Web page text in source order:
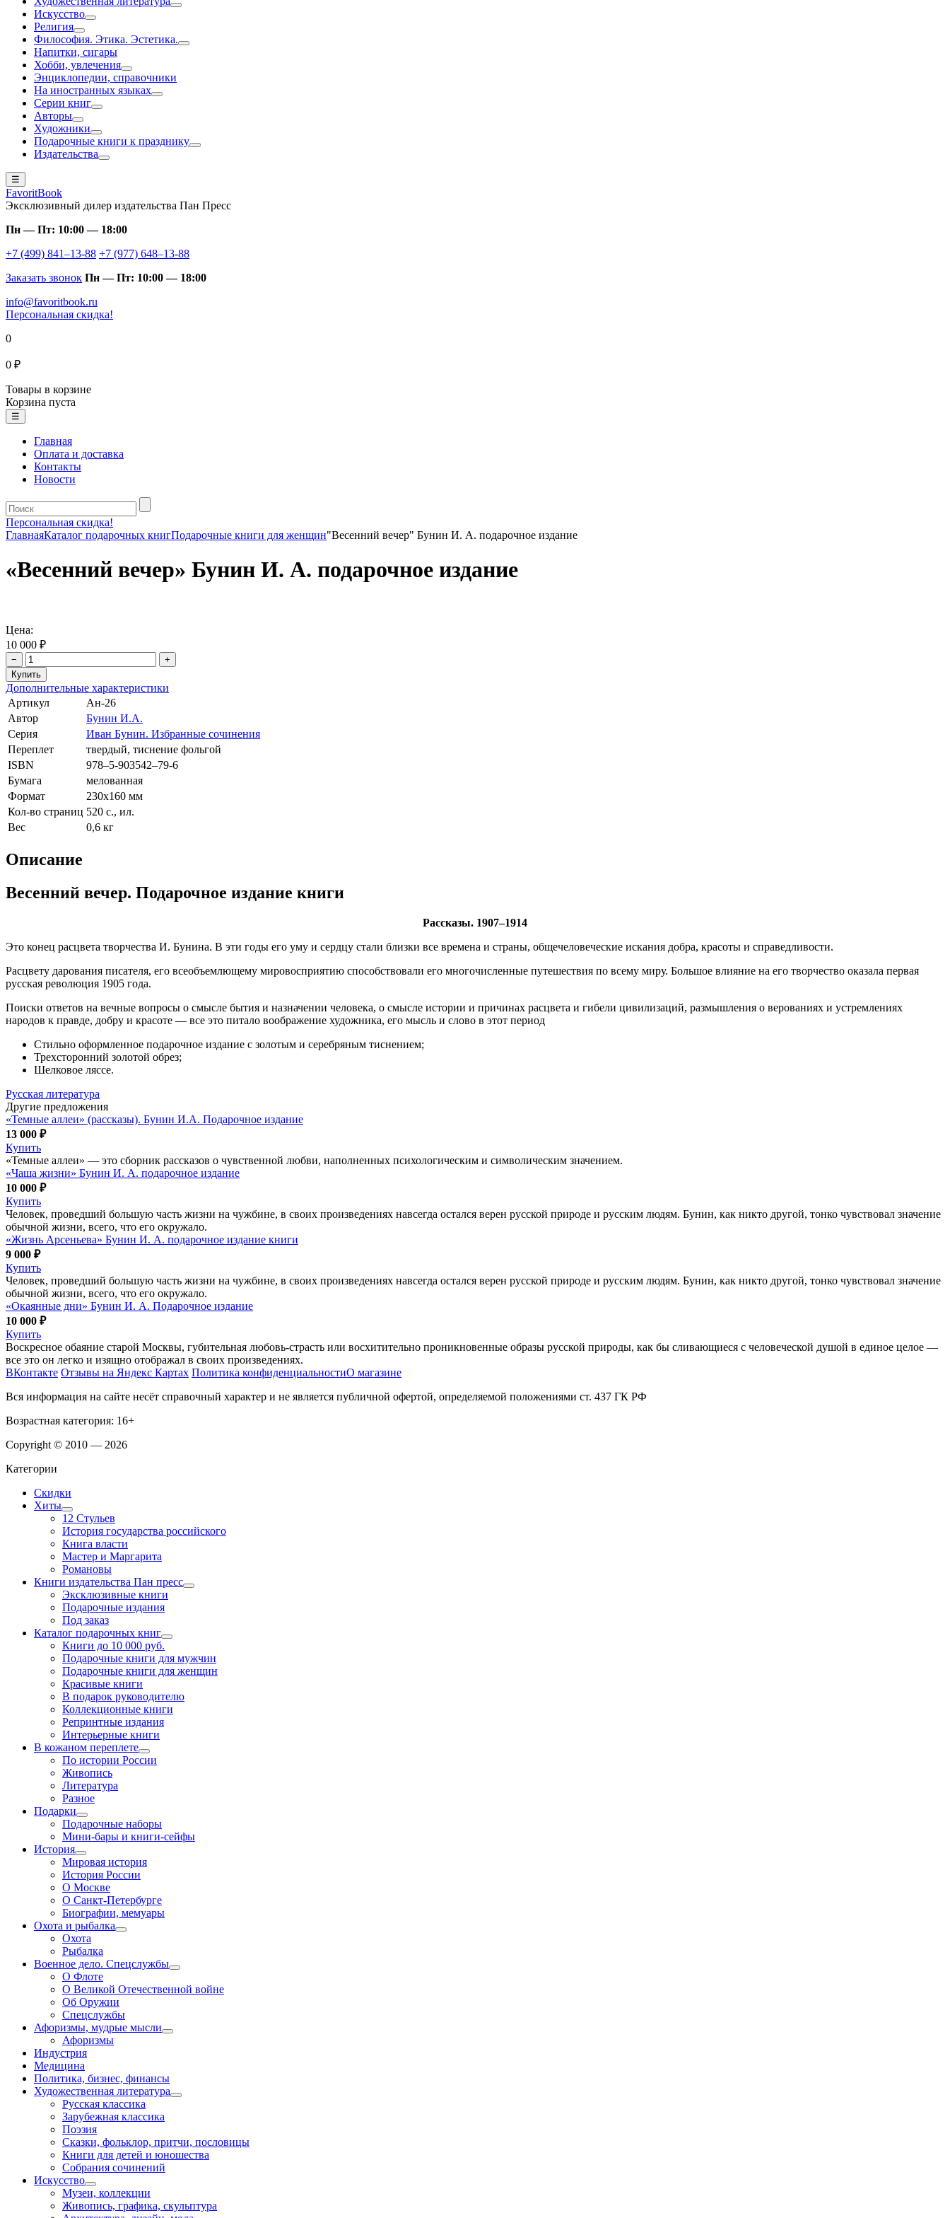
Искусство
Религия
Философия. Этика. Эстетика.
Напитки, сигары
Хобби, увлечения
Энциклопедии, справочники
На иностранных языках
Серии книг
Авторы
Художники
Подарочные книги к празднику
Издательства
☰
FavoritBook
Эксклюзивный дилер издательства Пан Пресс
Пн — Пт: 10:00 — 18:00
+7 (499) 841–13-88 +7 (977) 648–13-88
Заказать звонок Пн — Пт: 10:00 — 18:00
info@favoritbook.ru
Персональная скидка!
0
0 ₽
Товары в корзине
Корзина пуста
☰
Главная
Оплата и доставка
Контакты
Новости
Персональная скидка!
ГлавнаяКаталог подарочных книгПодарочные книги для женщин"Весенний вечер" Бунин И. А. подарочное издание
«Весенний вечер» Бунин И. А. подарочное издание
Цена:
10 000 ₽
− +
Дополнительные характеристики
Артикул
Ан-26
Автор
Бунин И.А.
Серия
Иван Бунин. Избранные сочинения
Переплет
твердый, тиснение фольгой
ISBN
978–5-903542–79-6
Бумага
мелованная
Формат
230х160 мм
Кол-во страниц 520 с., ил.
Вес
0,6 кг
Описание
Весенний вечер. Подарочное издание книги
Рассказы. 1907–1914
Это конец расцвета творчества И. Бунина. В эти годы его уму и сердцу стали близки все времена и страны, общечеловеческие искания добра, красоты и справедливости.
Расцвету дарования писателя, его всеобъемлющему мировосприятию способствовали его многочисленные путешествия по всему миру. Большое влияние на его творчество оказала первая
русская революция 1905 года.
Поиски ответов на вечные вопросы о смысле бытия и назначении человека, о смысле истории и причинах расцвета и гибели цивилизаций, размышления о верованиях и устремлениях
народов к правде, добру и красоте — все это питало воображение художника, его мысль и слово в этот период
Стильно оформленное подарочное издание с золотым и серебряным тиснением;
Трехсторонний золотой обрез;
Шелковое ляссе.
Русская литература
Другие предложения
«Темные аллеи» (рассказы). Бунин И.А. Подарочное издание
13 000 ₽
Купить
«Темные аллеи» — это сборник рассказов о чувственной любви, наполненных психологическим и символическим значением.
«Чаша жизни» Бунин И. А. подарочное издание
10 000 ₽
Купить
Человек, проведший большую часть жизни на чужбине, в своих произведениях навсегда остался верен русской природе и русским людям. Бунин, как никто другой, тонко чувствовал значение
обычной жизни, всего, что его окружало.
«Жизнь Арсеньева» Бунин И. А. подарочное издание книги
9 000 ₽
Купить
Человек, проведший большую часть жизни на чужбине, в своих произведениях навсегда остался верен русской природе и русским людям. Бунин, как никто другой, тонко чувствовал значение
обычной жизни, всего, что его окружало.
«Окаянные дни» Бунин И. А. Подарочное издание
10 000 ₽
Купить
Воскресное обаяние старой Москвы, губительная любовь-страсть или восхитительно проникновенные образы русской природы, как бы сливающиеся с человеческой душой в единое целое —
все это он легко и изящно отображал в своих произведениях.
ВКонтакте Отзывы на Яндекс Картах Политика конфиденциальностиО магазине
Вся информация на сайте несёт справочный характер и не является публичной офертой, определяемой положениями ст. 437 ГК РФ
Возрастная категория: 16+
Copyright © 2010 — 2026
Категории
Скидки
Хиты
12 Стульев
История государства российского
Книга власти
Мастер и Маргарита
Романовы
Книги издательства Пан пресс
Эксклюзивные книги
Подарочные издания
Под заказ
Каталог подарочных книг
Книги до 10 000 руб.
Подарочные книги для мужчин
Подарочные книги для женщин
Красивые книги
В подарок руководителю
Коллекционные книги
Репринтные издания
Интерьерные книги
В кожаном переплете
По истории России
Живопись
Литература
Разное
Подарки
Подарочные наборы
Мини-бары и книги-сейфы
История
Мировая история
История России
О Москве
О Санкт-Петербурге
Биографии, мемуары
Охота и рыбалка
Охота
Рыбалка
Военное дело. Спецслужбы
О Флоте
О Великой Отечественной войне
Об Оружии
Спецслужбы
Афоризмы, мудрые мысли
Афоризмы
Индустрия
Медицина
Политика, бизнес, финансы
Художественная литература
Русская классика
Зарубежная классика
Поэзия
Сказки, фольклор, притчи, пословицы
Книги для детей и юношества
Собрания сочинений
Искусство
Музеи, коллекции
Живопись, графика, скульптура